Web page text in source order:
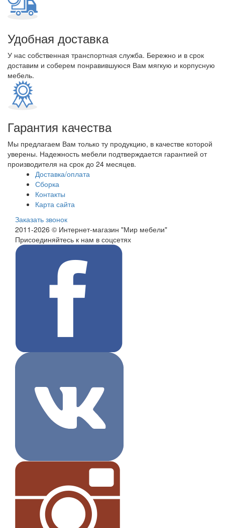
Удобная доставка
У нас собственная транспортная служба. Бережно и в срок
доставим и соберем понравившуюся Вам мягкую и корпусную
мебель.
Гарантия качества
Мы предлагаем Вам только ту продукцию, в качестве которой
уверены. Надежность мебели подтверждается гарантией от
производителя на срок до 24 месяцев.
Доставка/оплата
Сборка
Контакты
Карта сайта
Заказать звонок
2011-2026 © Интернет-магазин "Мир мебели"
Присоединяйтесь к нам в соцсетях